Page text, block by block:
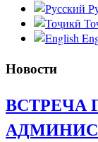
Новости
ВСТРЕЧА